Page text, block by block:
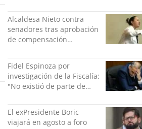
orgullo”
Alcaldesa Nieto contra
senadores tras aprobación
de compensación
indolente"
Fidel Espinoza por
investigación de la Fiscalía:
"No existió de parte de
violencia física ni verbal"
El exPresidente Boric
viajará en agosto a foro